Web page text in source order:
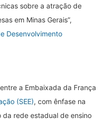
sobre a atração de
em Minas Gerais”,
Desenvolvimento
a Embaixada da França
(SEE), com ênfase na
rede estadual de ensino